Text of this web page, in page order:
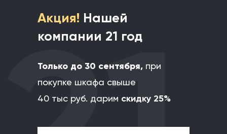
Акция! Нашей
компании 21 год
Только до 30 сентября, при
покупке шкафа свыше
40 тыс руб. дарим скидку 25%